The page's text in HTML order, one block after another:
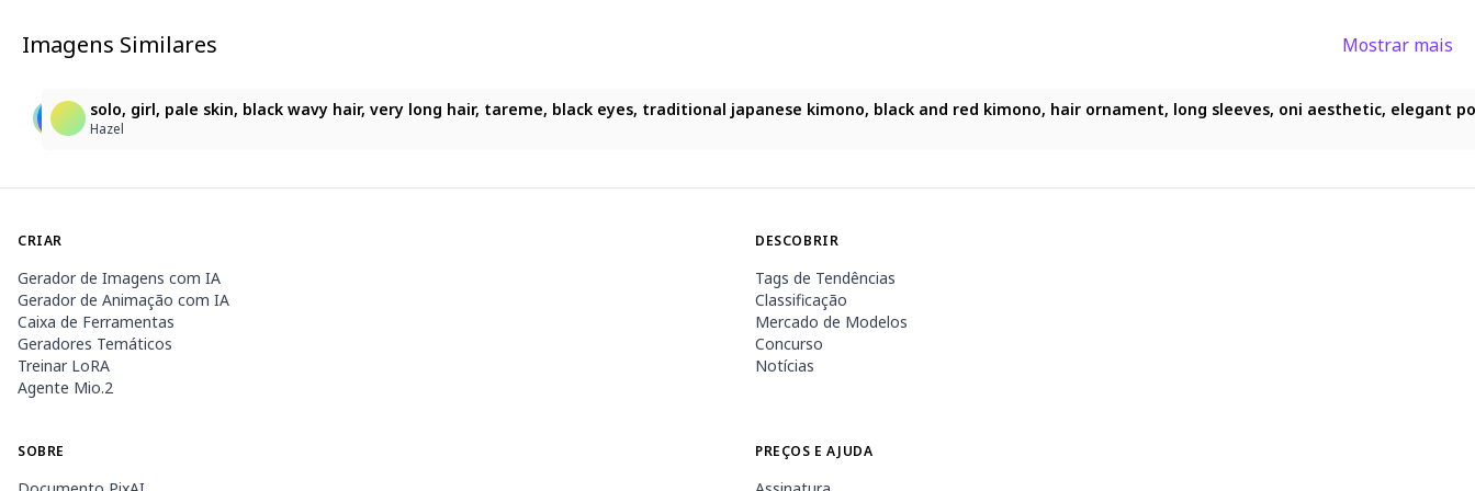
Imagens Similares Mostrar mais
ゆっくりmute
鬼娘
メリィ/Mary
solo, girl, pale skin, black wavy hair, very long hair, tareme, black eyes, traditional japanese kimono, black and red kimono, hair ornament, long sleeves, oni aesthetic,
Hazel
CRIAR
Gerador de Imagens com IA
Gerador de Animação com IA
Caixa de Ferramentas
Geradores Temáticos
Treinar LoRA
Agente Mio.2
DESCOBRIR
Tags de Tendências
Classificação
Mercado de Modelos
Concurso
Notícias
SOBRE PREÇOS E AJUDA